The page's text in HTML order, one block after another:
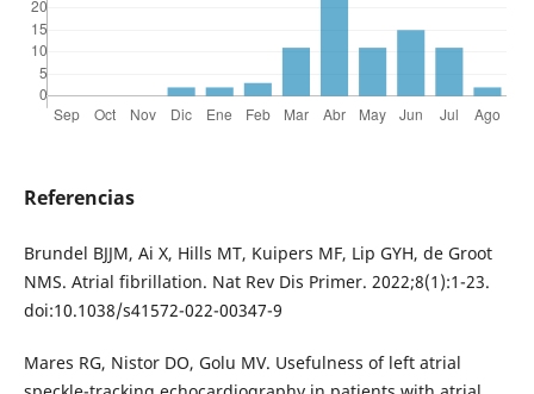
Referencias
Brundel BJJM, Ai X, Hills MT, Kuipers MF, Lip GYH, de Groot
NMS. Atrial fibrillation. Nat Rev Dis Primer. 2022;8(1):1-23.
doi:10.1038/s41572-022-00347-9
Mares RG, Nistor DO, Golu MV. Usefulness of left atrial